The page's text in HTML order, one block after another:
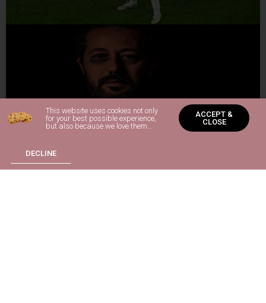
This website uses cookies not only
for your best possible experience,
but also because we love them...
ACCEPT &
CLOSE
DECLINE